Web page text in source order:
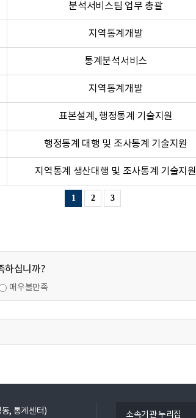
분석서비스팀 업무 총괄
지역통계개발
통계분석서비스
지역통계개발
표본설계, 행정통계 기술지원
행정통계 대행 및 조사통계 기술지원
지역통계 생산대행 및 조사통계 기술지원
1 2 3
하십니까?
매우불만족
, 통계센터) 소속기관 누리집